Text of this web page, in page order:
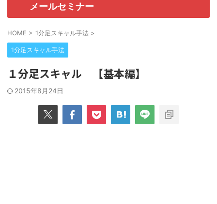
メールセミナー
HOME > 1分足スキャル手法 >
1分足スキャル手法
１分足スキャル 【基本編】
2015年8月24日